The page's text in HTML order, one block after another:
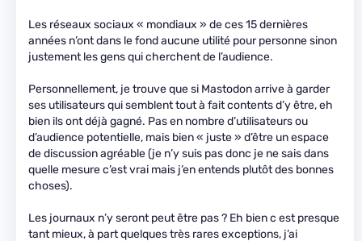
Les réseaux sociaux « mondiaux » de ces 15 dernières
années n’ont dans le fond aucune utilité pour personne sinon
justement les gens qui cherchent de l’audience.
Personnellement, je trouve que si Mastodon arrive à garder
ses utilisateurs qui semblent tout à fait contents d’y être, eh
bien ils ont déjà gagné. Pas en nombre d’utilisateurs ou
d’audience potentielle, mais bien « juste » d’être un espace
de discussion agréable (je n’y suis pas donc je ne sais dans
quelle mesure c’est vrai mais j’en entends plutôt des bonnes
choses).
Les journaux n’y seront peut être pas ? Eh bien c est presque
tant mieux, à part quelques très rares exceptions, j’ai